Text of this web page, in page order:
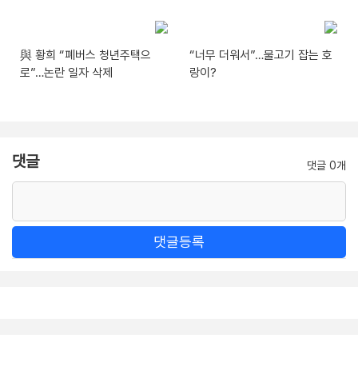
與 황희 “폐버스 청년주택으
로”…논란 일자 삭제
“너무 더워서”…물고기 잡는 호
랑이?
댓글 댓글 0개
댓글등록